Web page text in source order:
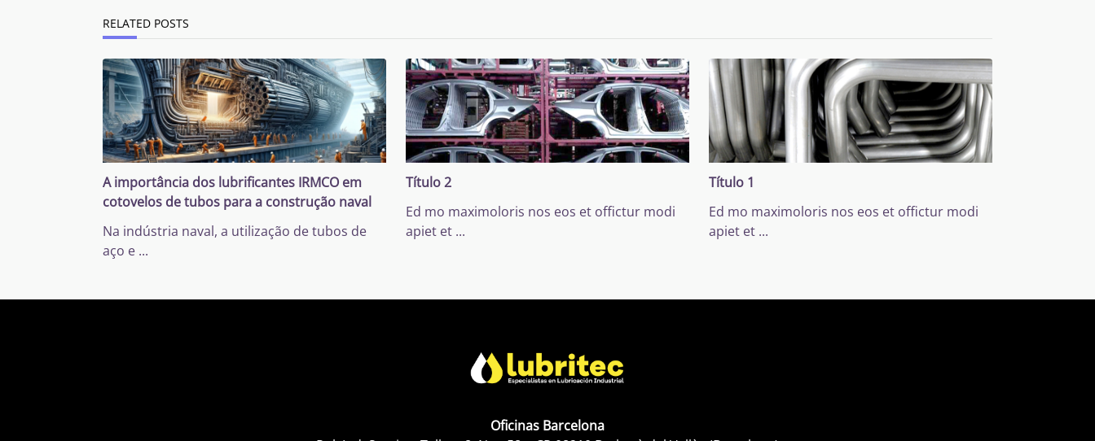
RELATED POSTS
A importância dos lubrificantes IRMCO em
cotovelos de tubos para a construção naval
Na indústria naval, a utilização de tubos de
aço e ...
Título 2
Ed mo maximoloris nos eos et offictur modi
apiet et ...
Título 1
Ed mo maximoloris nos eos et offictur modi
apiet et ...
Oficinas Barcelona